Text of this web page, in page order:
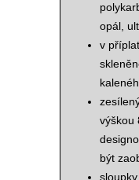
opál,
v
výškou
být